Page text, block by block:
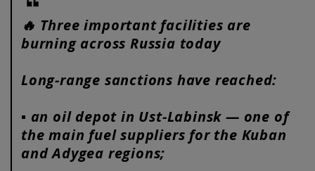
🔥 Three important facilities are
burning across Russia today
Long-range sanctions have reached:
▪️ an oil depot in Ust-Labinsk — one of
the main fuel suppliers for the Kuban
and Adygea regions;